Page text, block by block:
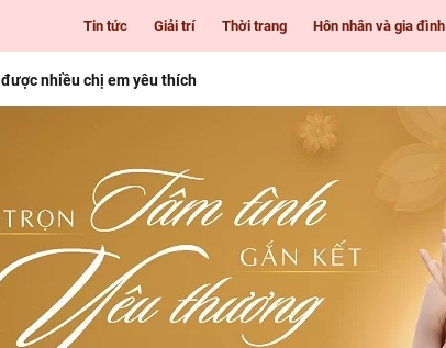
Tin tức Giải trí Thời trang Hôn nhân và gia đình
được nhiều chị em yêu thích
giúp nàng luôn tươi trẻ